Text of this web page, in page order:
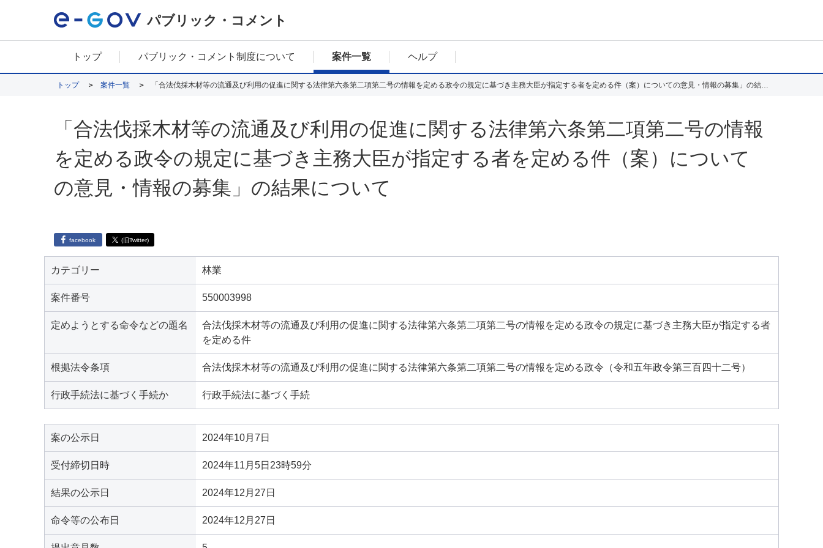
パブリック・コメント
トップ パブリック・コメント制度について 案件一覧 ヘルプ
トップ 案件一覧 「合法伐採木材等の流通及び利用の促進に関する法律第六条第二項第二号の情報を定める政令の規定に基づき主務大臣が指定する者を定める件（案）についての意見・情報の募集」の結果について
「合法伐採木材等の流通及び利用の促進に関する法律第六条第二項第二号の情報
を定める政令の規定に基づき主務大臣が指定する者を定める件（案）について
の意見・情報の募集」の結果について
facebook (旧Twitter)
カテゴリー 林業
案件番号 550003998
定めようとする命令などの題名
合法伐採木材等の流通及び利用の促進に関する法律第六条第二項第二号の情報を定める政令の規定に基づき主務大臣が指定する者
を定める件
根拠法令条項 合法伐採木材等の流通及び利用の促進に関する法律第六条第二項第二号の情報を定める政令（令和五年政令第三百四十二号）
行政手続法に基づく手続か 行政手続法に基づく手続
案の公示日 2024年10月7日
受付締切日時 2024年11月5日23時59分
結果の公示日 2024年12月27日
命令等の公布日 2024年12月27日